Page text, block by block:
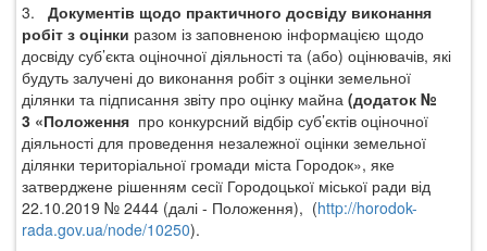
3.
Документів щодо практичного досвіду виконання
робіт з оцінки разом із заповненою інформацією щодо
досвіду суб’єкта оціночної діяльності та (або) оцінювачів, які
будуть залучені до виконання робіт з оцінки земельної
ділянки та підписання звіту про оцінку майна (додаток №
3 «Положення про конкурсний відбір суб’єктів оціночної
діяльності для проведення незалежної оцінки земельної
ділянки територіальної громади міста Городок», яке
затверджене рішенням сесії Городоцької міської ради від
22.10.2019 № 2444 (далі - Положення), (http://horodok-
rada.gov.ua/node/10250).